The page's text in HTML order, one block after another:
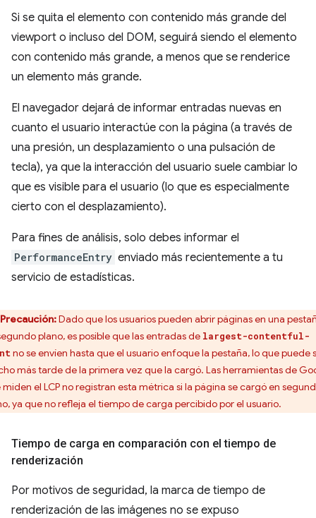
Si se quita el elemento con contenido más grande del
viewport o incluso del DOM, seguirá siendo el elemento
con contenido más grande, a menos que se renderice
un elemento más grande.
El navegador dejará de informar entradas nuevas en
cuanto el usuario interactúe con la página (a través de
una presión, un desplazamiento o una pulsación de
tecla), ya que la interacción del usuario suele cambiar lo
que es visible para el usuario (lo que es especialmente
cierto con el desplazamiento).
Para fines de análisis, solo debes informar el
PerformanceEntry enviado más recientemente a tu
servicio de estadísticas.
Precaución:Dado que los usuarios pueden abrir páginas en una
plano, es posible que las entradas de largest-contentful-
no se envíen hasta que el usuario enfoque la pestaña, lo que puede
más tarde de la primera vez que la cargó. Las herramientas de
miden el LCP no registran esta métrica si la página se cargó en
ya que no refleja el tiempo de carga percibido por el usuario.
Tiempo de carga en comparación con el tiempo de
renderización
Por motivos de seguridad, la marca de tiempo de
renderización de las imágenes no se expuso